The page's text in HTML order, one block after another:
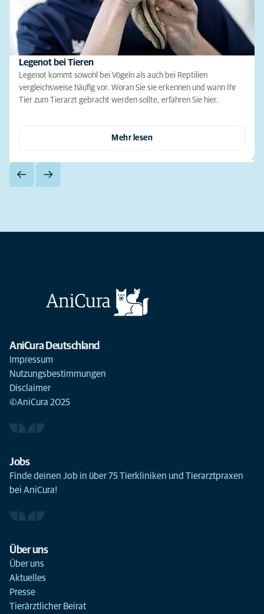
Legenot bei Tieren
Legenot kommt sowohl bei Vögeln als auch bei Reptilien
vergleichsweise häufig vor. Woran Sie sie erkennen und wann Ihr
Tier zum Tierarzt gebracht werden sollte, erfahren Sie hier.
Mehr lesen
AniCura Deutschland
Impressum
Nutzungsbestimmungen
Disclaimer
©AniCura 2025
Jobs
Finde deinen Job in über 75 Tierkliniken und Tierarztpraxen
bei AniCura!
Über uns
Über uns
Aktuelles
Presse
Tierärztlicher Beirat